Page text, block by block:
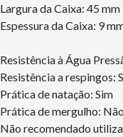
Largura da Caixa: 45 mm
Espessura da Caixa: 9
Resistência à Água
Resistência a respingos:
Prática de natação: Sim
Prática de mergulho: Não
Não recomendado